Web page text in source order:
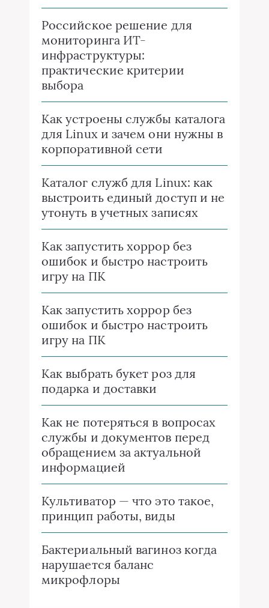
Российское решение для
мониторинга ИТ-
инфраструктуры:
практические критерии
выбора
Как устроены службы каталога
для Linux и зачем они нужны в
корпоративной сети
Каталог служб для Linux: как
выстроить единый доступ и не
утонуть в учетных записях
Как запустить хоррор без
ошибок и быстро настроить
игру на ПК
Как запустить хоррор без
ошибок и быстро настроить
игру на ПК
Как выбрать букет роз для
подарка и доставки
Как не потеряться в вопросах
службы и документов перед
обращением за актуальной
информацией
Культиватор — что это такое,
принцип работы, виды
Бактериальный вагиноз когда
нарушается баланс
микрофлоры